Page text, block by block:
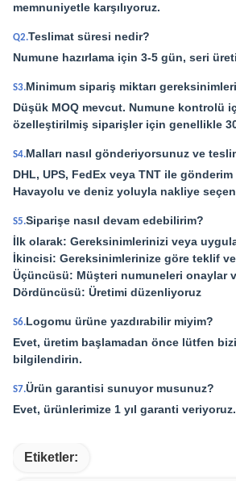
memnuniyetle karşılıyoruz.
Q2.Teslimat süresi nedir?
Numune hazırlama için 3-5 gün, seri
S3.Minimum sipariş miktarı
Düşük MOQ mevcut. Numune kontrolü
özelleştirilmiş siparişler için genellikle
S4.Malları nasıl gönderiyorsunuz ve
DHL, UPS, FedEx veya TNT ile
Havayolu ve deniz yoluyla nakliye
S5.Siparişe nasıl devam edebilirim?
İlk olarak: Gereksinimlerinizi veya
İkincisi: Gereksinimlerinize göre teklif
Üçüncüsü: Müşteri numuneleri onaylar
Dördüncüsü: Üretimi düzenliyoruz
S6.Logomu ürüne yazdırabilir miyim?
Evet, üretim başlamadan önce lütfen
bilgilendirin.
S7.Ürün garantisi sunuyor musunuz?
Evet, ürünlerimize 1 yıl garanti veriyoruz.
Etiketler: